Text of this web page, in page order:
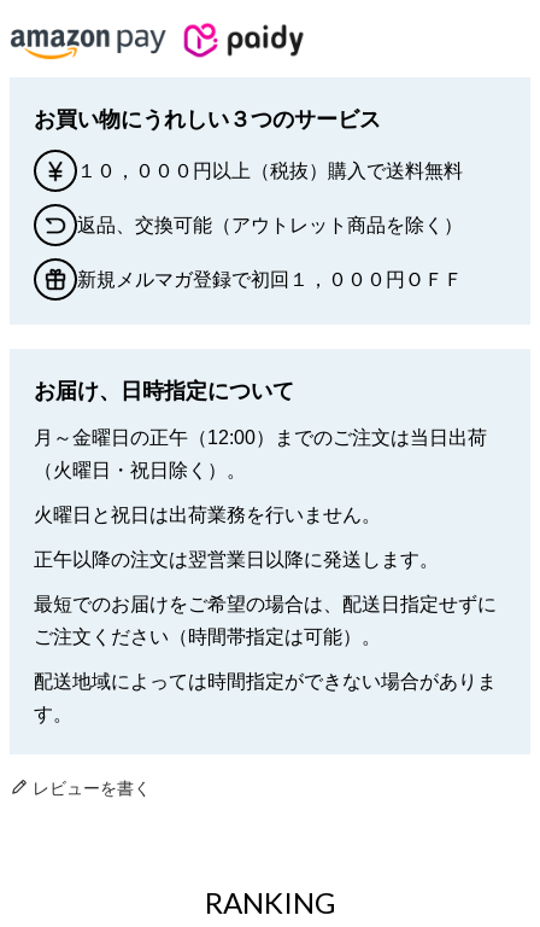
お買い物にうれしい３つのサービス
１０，０００円以上（税抜）購入で送料無料
返品、交換可能（アウトレット商品を除く）
新規メルマガ登録で初回１，０００円ＯＦＦ
お届け、日時指定について
月～金曜日の正午（12:00）までのご注文は当日出荷
（火曜日・祝日除く）。
火曜日と祝日は出荷業務を行いません。
正午以降の注文は翌営業日以降に発送します。
最短でのお届けをご希望の場合は、配送日指定せずに
ご注文ください（時間帯指定は可能）。
配送地域によっては時間指定ができない場合がありま
す。
レビューを書く
RANKING